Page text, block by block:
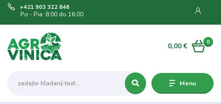
Menu
+421 903 322 846
Po - Pia: 8:00 do 16:00
0
0,00 €